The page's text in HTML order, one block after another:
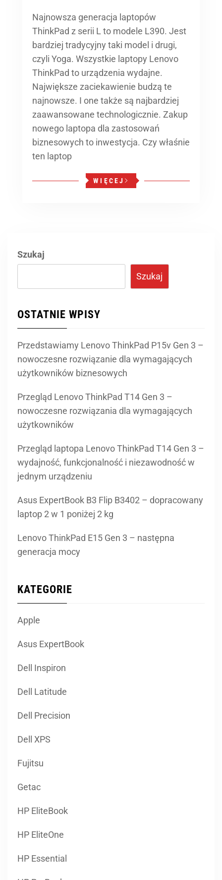
Najnowsza generacja laptopów
ThinkPad z serii L to modele L390. Jest
bardziej tradycyjny taki model i drugi,
czyli Yoga. Wszystkie laptopy Lenovo
ThinkPad to urządzenia wydajne.
Największe zaciekawienie budzą te
najnowsze. I one także są najbardziej
zaawansowane technologicznie. Zakup
nowego laptopa dla zastosowań
biznesowych to inwestycja. Czy właśnie
ten laptop
WIĘCEJ
Szukaj
Szukaj
OSTATNIE WPISY
Przedstawiamy Lenovo ThinkPad P15v Gen 3 –
nowoczesne rozwiązanie dla wymagających
użytkowników biznesowych
Przegląd Lenovo ThinkPad T14 Gen 3 –
nowoczesne rozwiązania dla wymagających
użytkowników
Przegląd laptopa Lenovo ThinkPad T14 Gen 3 –
wydajność, funkcjonalność i niezawodność w
jednym urządzeniu
Asus ExpertBook B3 Flip B3402 – dopracowany
laptop 2 w 1 poniżej 2 kg
Lenovo ThinkPad E15 Gen 3 – następna
generacja mocy
KATEGORIE
Apple
Asus ExpertBook
Dell Inspiron
Dell Latitude
Dell Precision
Dell XPS
Fujitsu
Getac
HP EliteBook
HP EliteOne
HP Essential